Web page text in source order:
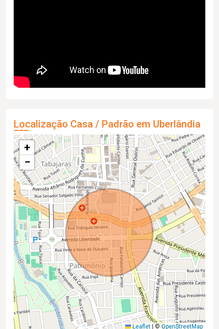
Localização Casa / Padrão em Uberlândia
+
−
Leaflet | ©OpenStreetMap